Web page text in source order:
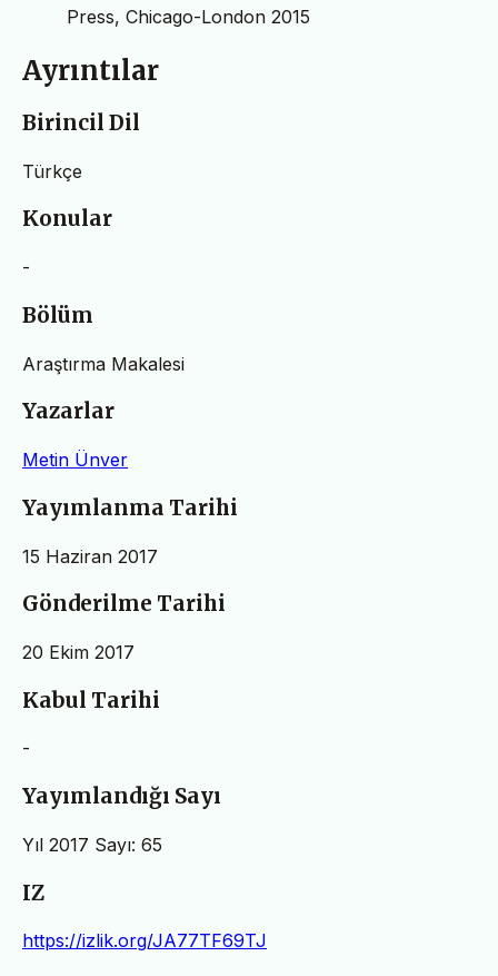
Press, Chicago-London 2015
Ayrıntılar
Birincil Dil
Türkçe
Konular
-
Bölüm
Araştırma Makalesi
Yazarlar
Metin Ünver
Yayımlanma Tarihi
15 Haziran 2017
Gönderilme Tarihi
20 Ekim 2017
Kabul Tarihi
-
Yayımlandığı Sayı
Yıl 2017 Sayı: 65
IZ
https://izlik.org/JA77TF69TJ